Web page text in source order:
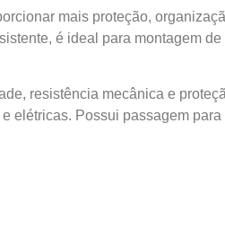
mais proteção,
é ideal para montagem
resistência mecânica e
elétricas. Possui passagem